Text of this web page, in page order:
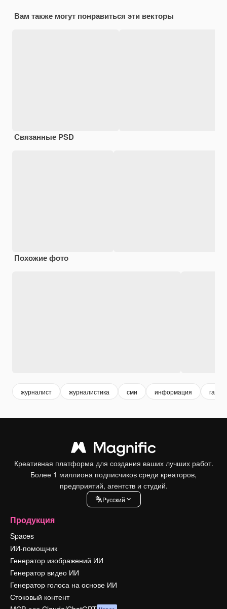
Вам также могут понравиться эти векторы
Связанные PSD
Похожие фото
журналист журналистика сми информация
Креативная платформа для создания ваших лучших работ.
Более 1 миллиона подписчиков среди креаторов,
предприятий, агентств и студий.
Pусский
Продукция
Spaces
ИИ-помощник
Генератор изображений ИИ
Генератор видео ИИ
Генератор голоса на основе ИИ
Стоковый контент